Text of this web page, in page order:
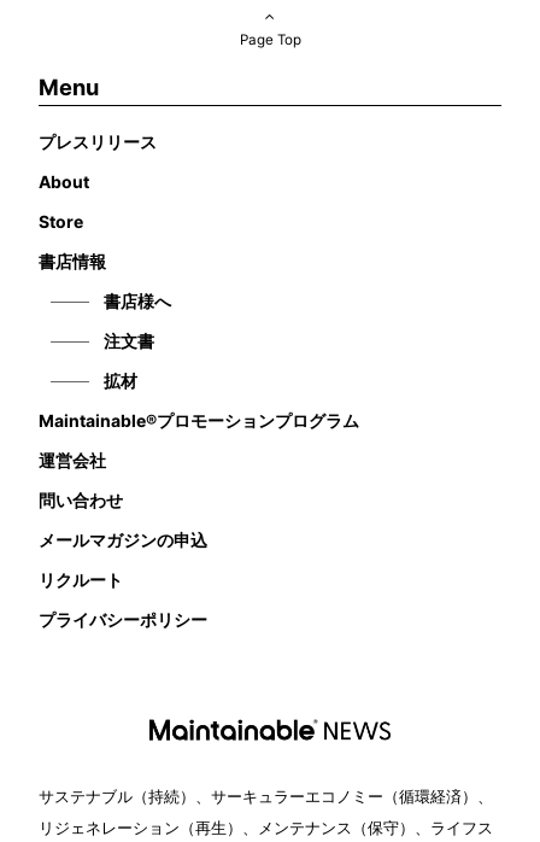
Page Top
Menu
プレスリリース
About
Store
書店情報
書店様へ
注文書
拡材
Maintainable®プロモーションプログラム
運営会社
問い合わせ
メールマガジンの申込
リクルート
プライバシーポリシー
サステナブル（持続）、サーキュラーエコノミー（循環経済）、
リジェネレーション（再生）、メンテナンス（保守）、ライフス